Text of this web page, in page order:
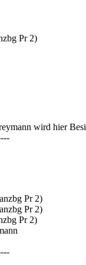
Pr 2)
wird hier
Pr 2)
Pr 2)
Pr 2)